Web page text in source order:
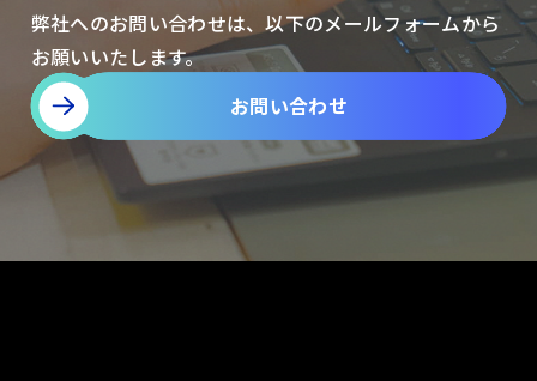
弊社へのお問い合わせは、以下のメールフォームから
お願いいたします。
お問い合わせ